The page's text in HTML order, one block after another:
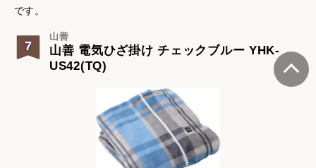
です。
7
山善
山善 電気ひざ掛け チェックブルー YHK-
US42(TQ)